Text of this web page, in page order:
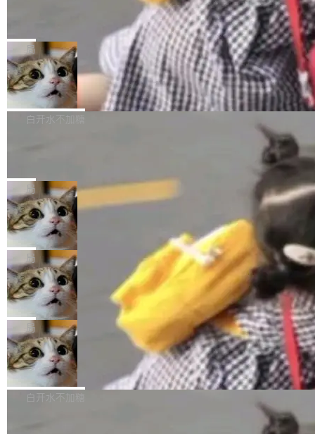
录全贴了出来。 他发错人了 苹果外部律师 Gabr
iel Gross 来自 Weil 律所，2 月 23 日下午 5:53
给 OpenAI 总法律顾问 Che Chang 发了封邮
件，附了一封长信，要求 OpenAI 配合调查前苹
果员工带走机密信...
这是目前市面上唯一支持平板接入WorkBuddy P
C版的产品，搭载“人机双写”重磅功能——你写
你的，AI写AI的，同屏协作互不干扰。一句话让
AI帮你干活，现在开启全新体验！ 温馨提示：
体验WorkBuddy鸿蒙PC版前，请将 HUAWEI M
atePad Edge 升级至 HarmonyOS 6.1.0.135S
P9 patch03及以上版本。 *升级路径：设置 > 搜
FFmpeg 9.0 发布：代号“Lei”，以此纪
全球知名开源多媒体框架 FFmpeg 今天正式发
布了 9.0 版本。这个版本除了带来新一代音视频
处理能力和硬件加速支持之外，还有一个特殊之
处：FFmpeg 9.0 的代号是“Lei”。 这个名字，
来自中国开发者雷霄骅（Lei Xiaohua）。 对于
很多中国音视频开发者而言，这个名字并不陌
“启蒙老师”。 而今年，恰好是雷霄骅离世十周
年。FFmpeg 社区最终选择用一个大版本的名
字，留下了这份纪念。 雷霄骅曾是中国传媒大学
数字电视技术方向的博士生，长期从事视频、音
频技...
局
亚马逊成本失控：AI 写代码烧掉 1215
万元，超预算 860%
外媒近日曝光了亚马逊的多份内部报告显示，AI
导致公司在多个项目上超支。《金融时报》报道
编写程序，目标是完成电商平台作者信息与商品
列表的数据匹配 —— 一项常规的数据处理任
务，最终却产生了 180 万美元的账单，实际支出
超出原定预算 860%。 更令人意外的是，该项目
最终并未成功落地，而高额算力消耗持续运行长
达 5 个月，公司直到财务对账时才察觉异常。这
意味着一个无人看管的 AI 程序，在近半年时间
里日夜不停地"烧钱"。 复盘显示，...
白开水不加糖
e CEO Clément Delangue 在 CNBC 的采访里
没有拐弯抹角。他说中国正在赢得 AI 竞赛，而
且按目前的速度，中国 AI 工具预计在今年底或
2027 年就能追上美国前沿实验室的水平。 Dela
ngue 把原因归结为一件事：开放协作。中国的
AI 开发者在一个共享和协作的生态里加速迭代，
而美国模型厂商在"闭门造车"。他的原话是 "buil
ding in silos"——各自为战，互不通气。 这个判
断从他嘴里说出来分量不同。Hugging Face 是
全球最大的开源 AI 平台，上面跑着上百万个模
型。谁在开源赛道上领先，...
局
当 AI agent 把源码变成了最好的扩展系
统，开发者工具必须开源
五年前，David Crawshaw 问过很多软件工程师
一个问题：你写过什么给自己用的程序？答案几
乎都是没有。工程师们整天用别人写的程序写程
序给别人用。偶尔有人自己写个博客系统、智能
家居控制、家庭实验室，都算稀奇事。 Crawsh
aw 是 Shelley 的作者，一个开源 AI coding age
nt。他最近在博客上写了一篇文章，核心论点很
简单：开发者工具必须开源。 理由不是传统的自
由软件情怀，而是一个跟 AI agent 直接相关的
技术判断。 两行 prompt 就能个性化任何软件 C
局
DeepSeek Harness 宣布内测邀请，全
网最大规模开源 Agent 路演现场诞生
一条内测招募帖，发出去的时候大概没人想到它
会变成一场开源 Agent 生态的路演。 8月1日，
DeepSeek Harness 团队负责人崔添翼（tiany
i）在 X 上发帖： 「如果你是 Agent Harness 相
关开源项目的开发者，希望参加 DeepSeek Har
ness 的内测，可以回复或私信联系我。请附上
局
商汤 SenseNova U1.5-Lite-Preview
开源
商汤科技宣布面向社区开源轻量级统一多模态模
型的预览版本 SenseNova U1.5-Lite-Preview。
白开水不加糖